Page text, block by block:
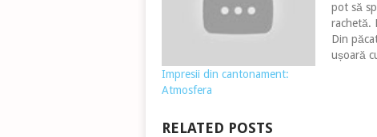
Impresii din cantonament:
Atmosfera
pot să
rachetă.
Din
ușoară
RELATED POSTS